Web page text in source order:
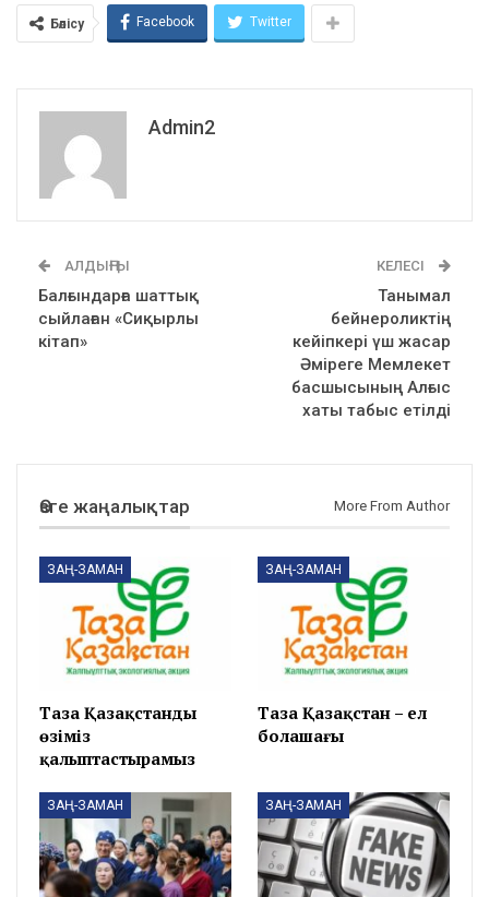
Бөлісу Facebook Twitter
Admin2
АЛДЫҢҒЫ
Балғындарға шаттық
сыйлаған «Сиқырлы
кітап»
КЕЛЕСІ
Танымал
бейнероликтің
кейіпкері үш жасар
Әміреге Мемлекет
басшысының Алғыс
хаты табыс етілді
Өзге жаңалықтар More From Author
ЗАҢ-ЗАМАН
Таза Қазақстанды
өзіміз
қалыптастырамыз
ЗАҢ-ЗАМАН
Таза Қазақстан – ел
болашағы
ЗАҢ-ЗАМАН ЗАҢ-ЗАМАН